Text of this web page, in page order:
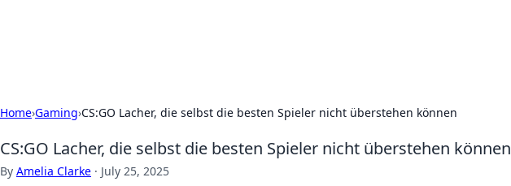
Home›Gaming›CS:GO Lacher, die selbst die besten Spieler nicht überstehen können
CS:GO Lacher, die selbst die besten Spieler nicht überstehen können
By Amelia Clarke · July 25, 2025